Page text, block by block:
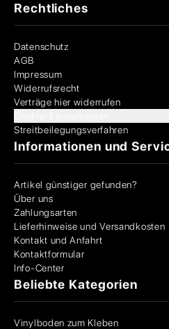
Rechtliches
Datenschutz
AGB
Impressum
Widerrufsrecht
Verträge hier widerrufen
Streitbeilegungsverfahren
Informationen und
Artikel günstiger gefunden?
Über uns
Zahlungsarten
Lieferhinweise und Versandkosten
Kontakt und Anfahrt
Kontaktformular
Info-Center
Beliebte Kategorien
Vinylboden zum Kleben